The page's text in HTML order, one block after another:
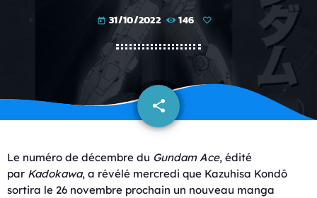
today 31/10/2022 146
share
email
Le numéro de décembre du Gundam Ace, édité
par Kadokawa, a révélé mercredi que Kazuhisa Kondô
sortira le 26 novembre prochain un nouveau manga